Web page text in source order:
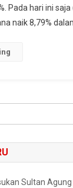
Raja
Kripto
Pada hari ini
naik 8,79%
Sultan